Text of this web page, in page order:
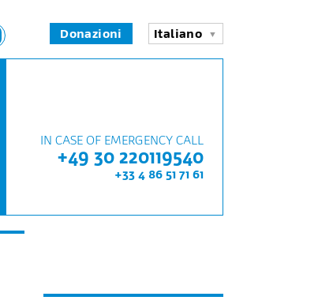
Donazioni Italiano
IN CASE OF EMERGENCY CALL
+49 30 220119540
+33 4 86 51 71 61